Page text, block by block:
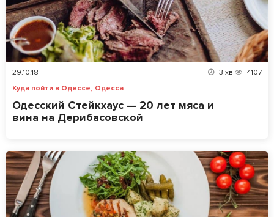
29.10.18 3 хв
4107
Куда пойти в Одессе, Одесса
Одесский Стейкхаус — 20 лет мяса и
вина на Дерибасовской